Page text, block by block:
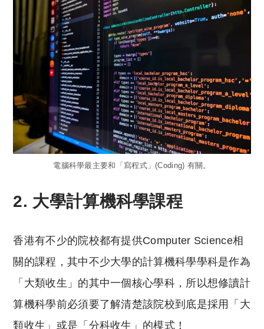
電腦科學最主要和「寫程式」(Coding) 有關。
2. 大學計算機科學課程
香港有不少的院校都有提供Computer Science相
關的課程，其中不少大學的計算機科學學科是作為
「大類收生」的其中一個核心學科，所以想修讀計
算機科學前必須要了解清楚該院校到底是採用「大
類收生」或是「分科收生」的模式！